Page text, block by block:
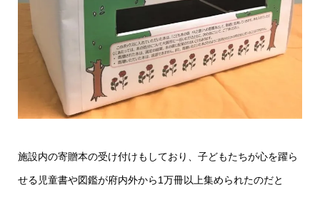
施設内の寄贈本の受け付けもしており、子どもたちが心を躍ら
せる児童書や図鑑が府内外から1万冊以上集められたのだと